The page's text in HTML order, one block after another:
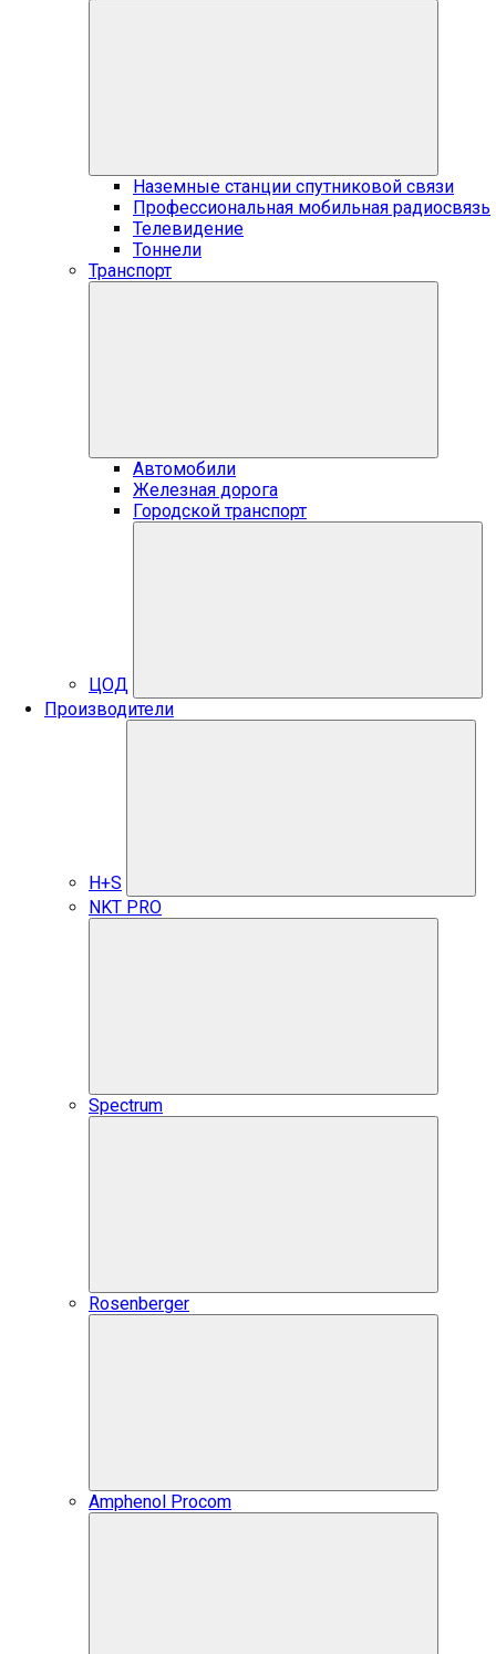
Наземные станции спутниковой связи
Профессиональная мобильная радиосвязь
Телевидение
Тоннели
Транспорт
Автомобили
Железная дорога
Городской транспорт
ЦОД
Производители
H+S
NKT PRO
Spectrum
Rosenberger
Amphenol Procom